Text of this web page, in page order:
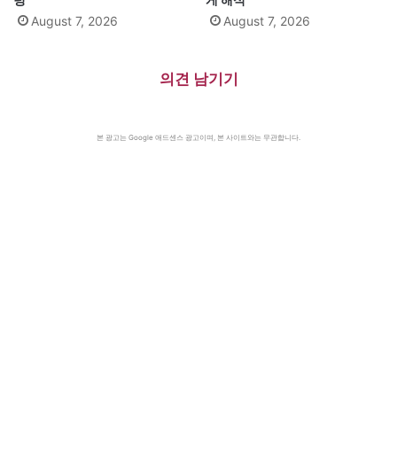
August 7, 2026
August 7, 2026
의견 남기기
본 광고는 Google 애드센스 광고이며, 본 사이트와는 무관합니다.